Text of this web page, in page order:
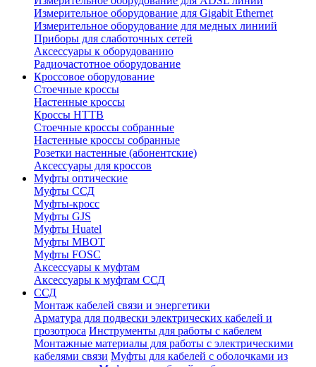
Измерительное оборудование для Gigabit Ethernet
Измерительное оборудование для медных линиий
Приборы для слаботочных сетей
Аксессуары к оборудованию
Радиочастотное оборудование
Кроссовое оборудование
Стоечные кроссы
Настенные кроссы
Кроссы HTTB
Стоечные кроссы собранные
Настенные кроссы собранные
Розетки настенные (абонентские)
Аксессуары для кроссов
Муфты оптические
Муфты ССД
Муфты-кросс
Муфты GJS
Муфты Huatel
Муфты МВОТ
Муфты FOSC
Аксессуары к муфтам
Аксессуары к муфтам ССД
ССД
Монтаж кабелей связи и энергетики
Арматура для подвески электрических кабелей и
грозотроса Инструменты для работы с кабелем
Монтажные материалы для работы с электрическими
кабелями связи Муфты для кабелей с оболочками из